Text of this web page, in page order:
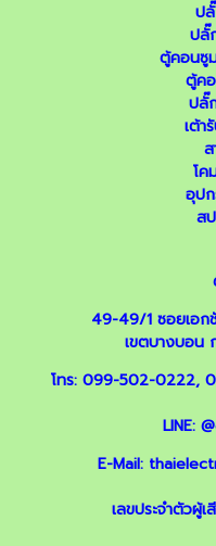
ป
ปลั๊
ตู้คอนซู
ตู้ค
ปลั๊
เต้า
โค
อุป
ส
49-49/1 ซอยเอก
เขตบางบอน
โทร: 099-502-0222,
LINE:
E-Mail:
เลขประจำตัวผู้